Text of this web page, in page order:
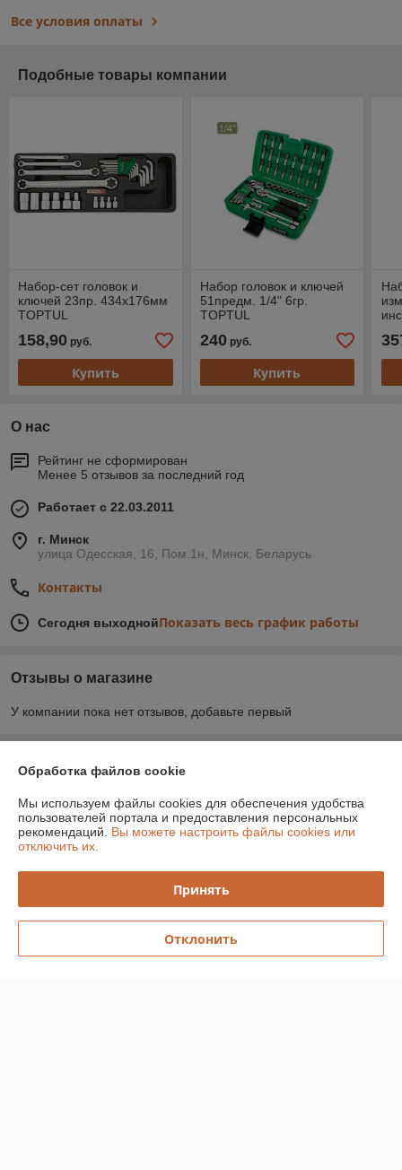
Все условия оплаты
Подобные товары компании
Набор-сет головок и
ключей 23пр. 434х176мм
TOPTUL
158,90 руб.
Купить
Набор головок и ключей
51предм. 1/4" 6гр.
TOPTUL
240руб.
Купить
О нас
Рейтинг не сформирован
Менее 5 отзывов за последний год
Работает с 22.03.2011
г. Минск
улица Одесская, 16, Пом.1н, Минск, Беларусь
Контакты
Сегодня выходнойПоказать весь график работы
Отзывы о магазине
У компании пока нет отзывов, добавьте первый
О нас
Контакты
Доставка и оплата
Обработка файлов cookie
Мы используем файлы cookies для обеспечения удобства
пользователей портала и предоставления персональных
рекомендаций. Вы можете настроить файлы cookies или
отключить их.
Принять
Отклонить